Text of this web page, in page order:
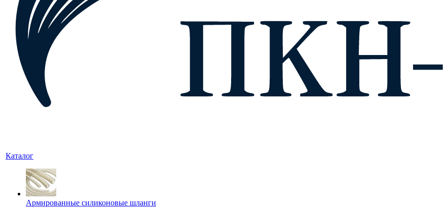
Каталог
Армированные силиконовые шланги